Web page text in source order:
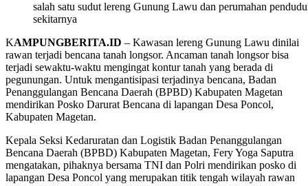
salah satu sudut lereng Gunung Lawu dan perumahan
sekitarnya
KAMPUNGBERITA.ID – Kawasan lereng Gunung Lawu dinilai
rawan terjadi bencana tanah longsor. Ancaman tanah longsor bisa
terjadi sewaktu-waktu mengingat kontur tanah yang berada di
pegunungan. Untuk mengantisipasi terjadinya bencana, Badan
Penanggulangan Bencana Daerah (BPBD) Kabupaten Magetan
mendirikan Posko Darurat Bencana di lapangan Desa Poncol,
Kabupaten Magetan.
Kepala Seksi Kedaruratan dan Logistik Badan Penanggulangan
Bencana Daerah (BPBD) Kabupaten Magetan, Fery Yoga Saputra
mengatakan, pihaknya bersama TNI dan Polri mendirikan posko di
lapangan Desa Poncol yang merupakan titik tengah wilayah rawan